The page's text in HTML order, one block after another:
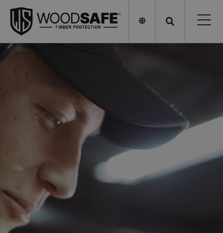
Atomic Hero
Lorem ipsum dolor sit amet, consectetur adipiscing elit.
In in mi at felis mattis suscipit at in justo. Ut varius
tristique faucibus.